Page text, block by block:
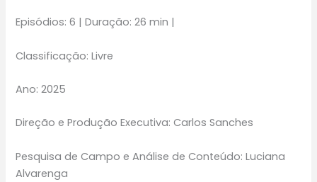
Episódios: 6 | Duração: 26 min |
Classificação: Livre
Ano: 2025
Direção e Produção Executiva: Carlos Sanches
Pesquisa de Campo e Análise de Conteúdo: Luciana
Alvarenga